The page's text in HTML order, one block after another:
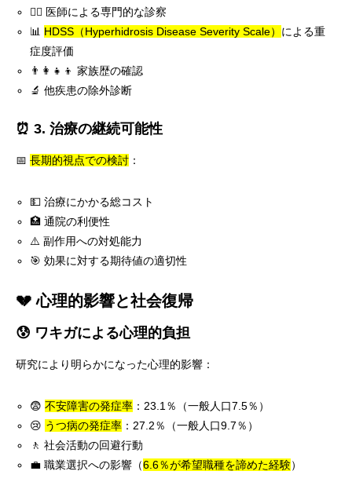
👨‍⚕️ 医師による専門的な診察
📊 HDSS（Hyperhidrosis Disease Severity Scale） による重
症度評価
👨‍👩‍👧‍👦 家族歴の確認
🔬 他疾患の除外診断
⏰ 3. 治療の継続可能性
📅 長期的視点での検討 ：
💵 治療にかかる総コスト
🏥 通院の利便性
⚠️ 副作用への対処能力
🎯 効果に対する期待値の適切性
💔 心理的影響と社会復帰
😰 ワキガによる心理的負担
研究により明らかになった心理的影響：
😨不安障害の発症率 ：23.1％（一般人口7.5％）
😢 うつ病の発症率 ：27.2％（一般人口9.7％）
🚶 社会活動の回避行動
💼 職業選択への影響（6.6％が希望職種を諦めた経験）